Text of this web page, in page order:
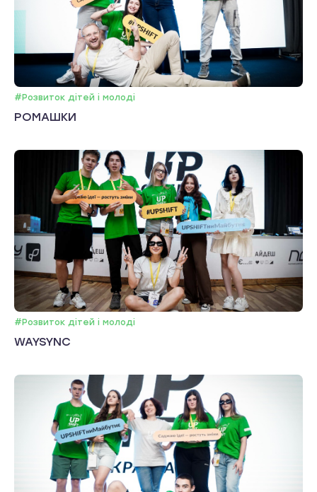
#Розвиток дітей і молоді
РОМАШКИ
#Розвиток дітей і молоді
WAYSYNC